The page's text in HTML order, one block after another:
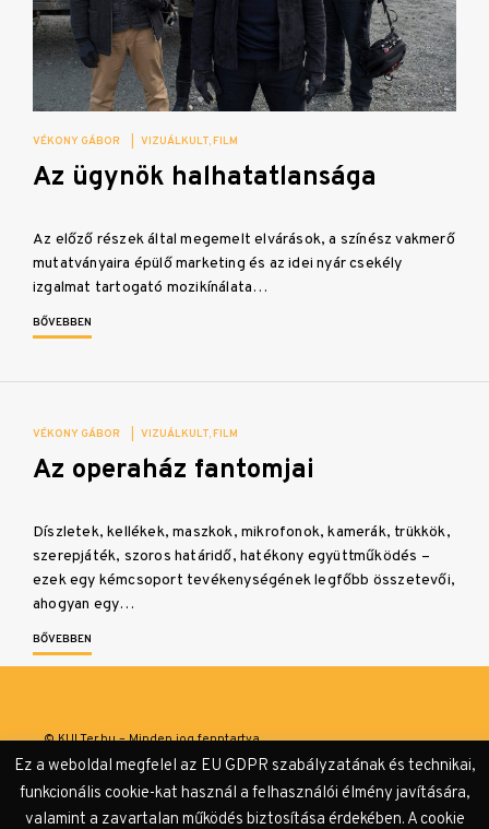
VÉKONY GÁBOR VIZUÁLKULT FILM
Az ügynök halhatatlansága
Az előző részek által megemelt elvárások, a színész vakmerő
mutatványaira épülő marketing és az idei nyár csekély
izgalmat tartogató mozikínálata…
BŐVEBBEN
VÉKONY GÁBOR VIZUÁLKULT FILM
Az operaház fantomjai
Díszletek, kellékek, maszkok, mikrofonok, kamerák, trükkök,
szerepjáték, szoros határidő, hatékony együttműködés –
ezek egy kémcsoport tevékenységének legfőbb összetevői,
ahogyan egy…
BŐVEBBEN
© KULTer.hu – Minden jog fenntartva
Adatvédelmi tájékoztató
Ez a weboldal megfelel az EU GDPR szabályzatának és technikai,
funkcionális cookie-kat használ a felhasználói élmény javítására,
valamint a zavartalan működés biztosítása érdekében. A cookie